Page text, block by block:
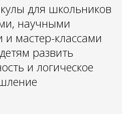
для школьников
научными
и мастер-классами
развить
и логическое